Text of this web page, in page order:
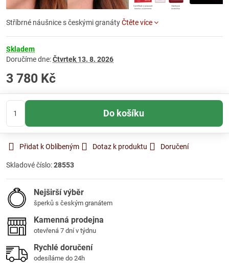
Stříbrné náušnice s českými granátyČtěte více
Skladem
Doručíme dne:Čtvrtek 13. 8. 2026
3 780 Kč
Do košíku
Přidat k Oblíbeným Dotaz k produktu Doručení
Skladové číslo:28553
Nejširší výběr
šperků s českým granátem
Kamenná prodejna
otevřená 7 dní v týdnu
Rychlé doručení
odesíláme do 24h